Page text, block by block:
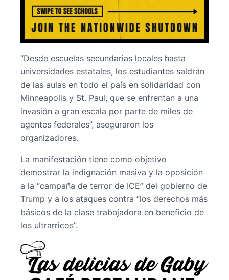
“Desde escuelas secundarias locales hasta
universidades estatales, los estudiantes saldrán
de las aulas en todo el país en solidaridad con
Minneapolis y St. Paul, que se enfrentan a una
invasión a gran escala por parte de miles de
agentes federales”, aseguraron los
organizadores.
La manifestación tiene como objetivo
demostrar la indignación masiva y la oposición
a la “campaña de terror de ICE” del gobierno de
Trump y a los ataques contra “los derechos más
básicos de la clase trabajadora en beneficio de
los ultrarricos”.